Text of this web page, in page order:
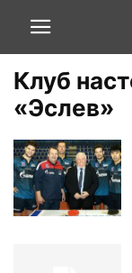
Клуб
«Эслев»